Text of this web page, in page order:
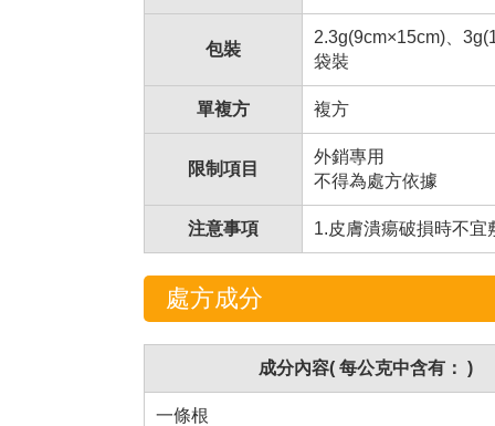
包裝
2.3g(9cm×15cm)、
袋裝
單複方 複方
限制項目
外銷專用
不得為處方依據
注意事項 1.皮膚潰瘍破損時不
處方成分
成分內容( 每公克中含有： )
一條根